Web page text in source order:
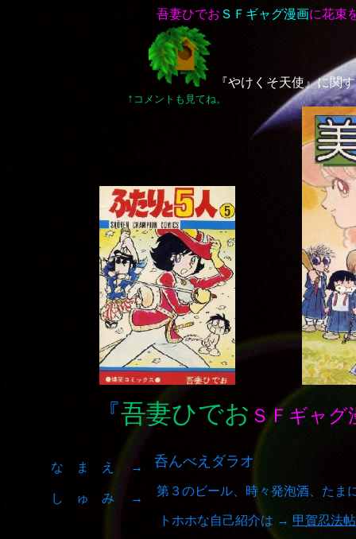
吾妻ひでお ＳＦギャグ漫画に花束
『やけくそ天使』に関
↑ コメントも見てね。
『吾妻ひでお ＳＦギャグ
な ま え →
し ゅ み →
呑んべえダラオ
第３のビール、時々発泡酒、たま
トホホな自己紹介は → 甲賀忍法